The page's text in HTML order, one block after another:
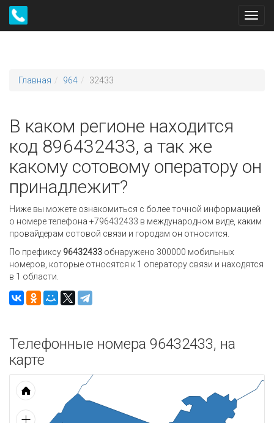
Главная 964 32433
В каком регионе находится
код 896432433, а так же
какому сотовому оператору он
принадлежит?
Ниже вы можете ознакомиться с более точной информацией
о номере телефона +796432433 в международном виде, каким
провайдерам сотовой связи и городам он относится.
По префиксу 96432433 обнаружено 300000 мобильных
номеров, которые относятся к 1 оператору связи и находятся
в 1 области.
Телефонные номера 96432433, на
карте